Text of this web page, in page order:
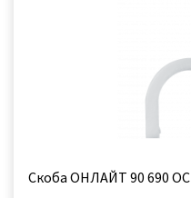
Скоба ОНЛАЙТ 90 690